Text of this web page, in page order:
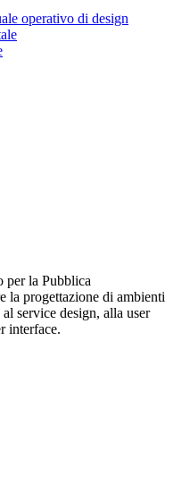
operativo di design
per la Pubblica
la progettazione di ambienti
service design, alla user
interface.